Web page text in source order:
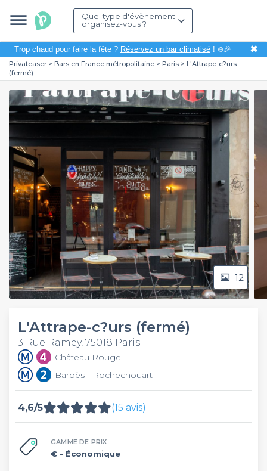
Quel type d'évènement
organisez-vous ?
Trop chaud pour faire la fête ? Réservez un bar climatisé! ❄️🎉 ✖
Privateaser Bars en France métropolitaine Paris
L'Attrape-c?urs
(fermé)
12
L'Attrape-c?urs (fermé)
3 Rue Ramey, 75018 Paris
Château Rouge
Barbès - Rochechouart
4,6/5 (15 avis)
GAMME DE PRIX
€ - Économique